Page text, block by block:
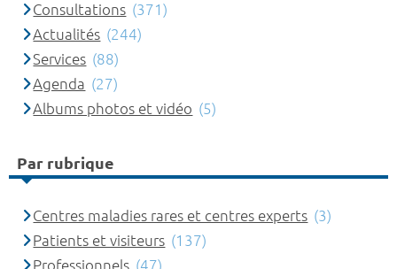
Consultations (371)
Actualités (244)
Services (88)
Agenda (27)
Albums photos et vidéo (5)
Par rubrique
Centres maladies rares et centres experts (3)
Patients et visiteurs (137)
Professionnels (47)